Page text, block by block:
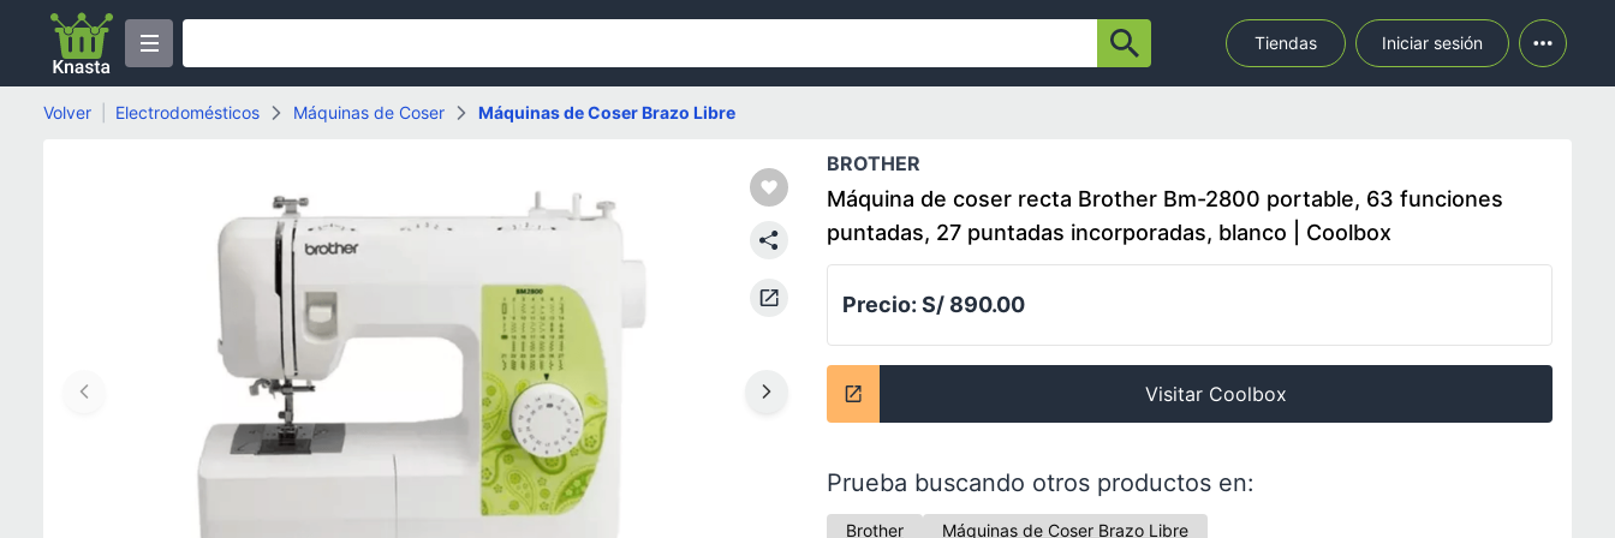
Tiendas Iniciar sesión
Volver Electrodomésticos Máquinas de Coser Máquinas de Coser Brazo Libre
BROTHER
Máquina de coser recta Brother Bm-2800 portable, 63 funciones
puntadas, 27 puntadas incorporadas, blanco | Coolbox
Precio: S/ 890.00
Visitar Coolbox
Prueba buscando otros productos en:
Brother Máquinas de Coser Brazo Libre